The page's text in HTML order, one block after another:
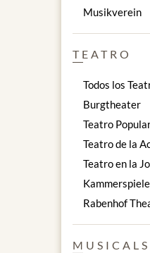
Musikverein
TEATRO
Todos los
Burgtheater
Teatro
Teatro de la
Teatro en la
Kammerspiele
Rabenhof